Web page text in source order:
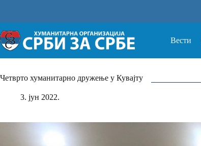
Вести
Четврто хуманитарно дружење у Кувајту
3. јун 2022.